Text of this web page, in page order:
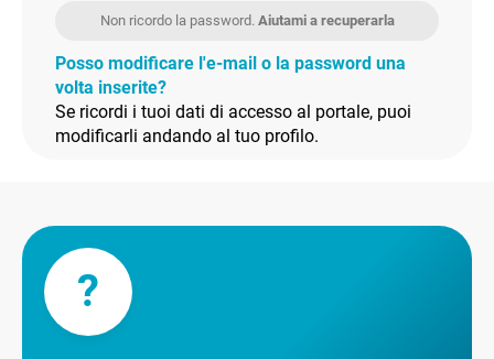
Non ricordo la password. Aiutami a recuperarla
Posso modificare l'e-mail o la password una
volta inserite?
Se ricordi i tuoi dati di accesso al portale, puoi
modificarli andando al tuo profilo.
?